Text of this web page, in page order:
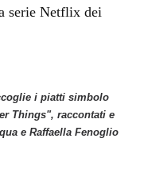
serie Netflix dei
i piatti simbolo
Things", raccontati e
e Raffaella Fenoglio